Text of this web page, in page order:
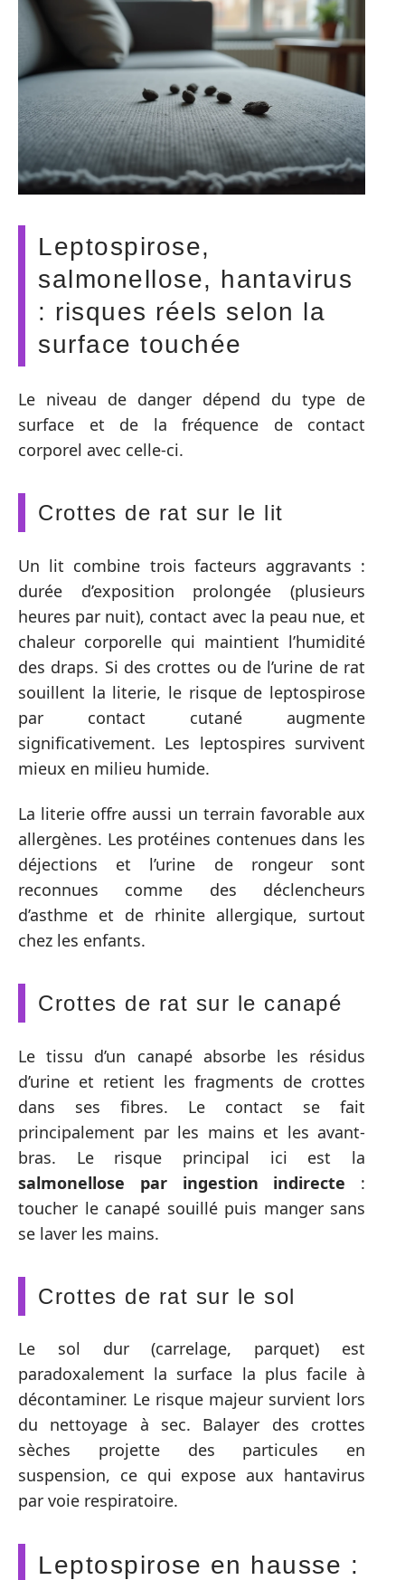
Leptospirose,
salmonellose, hantavirus
: risques réels selon la
surface touchée
Le niveau de danger dépend du type de
surface et de la fréquence de contact
corporel avec celle-ci.
Crottes de rat sur le lit
Un lit combine trois facteurs aggravants :
durée d’exposition prolongée (plusieurs
heures par nuit), contact avec la peau nue, et
chaleur corporelle qui maintient l’humidité
des draps. Si des crottes ou de l’urine de rat
souillent la literie, le risque de leptospirose
par contact cutané augmente
significativement. Les leptospires survivent
mieux en milieu humide.
La literie offre aussi un terrain favorable aux
allergènes. Les protéines contenues dans les
déjections et l’urine de rongeur sont
reconnues comme des déclencheurs
d’asthme et de rhinite allergique, surtout
chez les enfants.
Crottes de rat sur le canapé
Le tissu d’un canapé absorbe les résidus
d’urine et retient les fragments de crottes
dans ses fibres. Le contact se fait
principalement par les mains et les avant-
bras. Le risque principal ici est la
salmonellose par ingestion indirecte :
toucher le canapé souillé puis manger sans
se laver les mains.
Crottes de rat sur le sol
Le sol dur (carrelage, parquet) est
paradoxalement la surface la plus facile à
décontaminer. Le risque majeur survient lors
du nettoyage à sec. Balayer des crottes
sèches projette des particules en
suspension, ce qui expose aux hantavirus
par voie respiratoire.
Leptospirose en hausse :